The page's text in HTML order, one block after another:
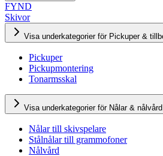
FYND
Skivor
Visa underkategorier för Pickuper &
Pickuper
Pickupmontering
Tonarmsskal
Visa underkategorier för Nålar & nålvård
Nålar till skivspelare
Stålnålar till grammofoner
Nålvård